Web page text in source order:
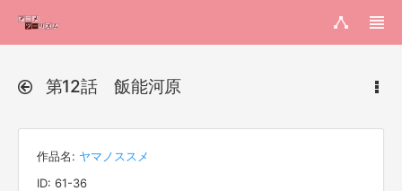
第12話 飯能河原
作品名: ヤマノススメ
ID: 61-36